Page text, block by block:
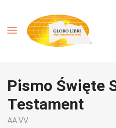
Pismo Święte
Testament
AA.VV.